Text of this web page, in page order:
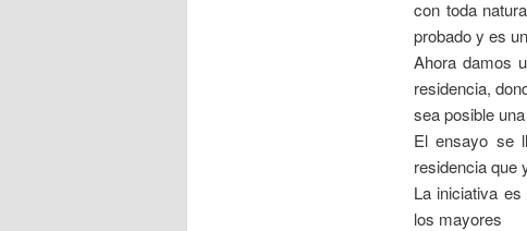
con toda
probado y es
Ahora damos
residencia,
sea posible
El ensayo se
residencia que
La iniciativa
los mayores